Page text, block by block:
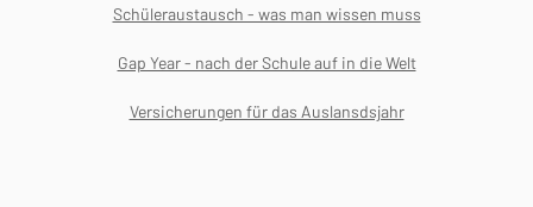
Schüleraustausch - was man wissen muss
Gap Year - nach der Schule auf in die Welt
Versicherungen für das Auslansdsjahr